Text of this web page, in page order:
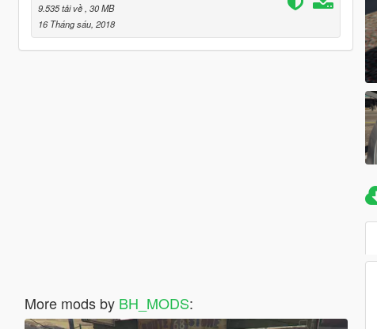
9.535 tải về , 30 MB
16 Tháng sáu, 2018
More mods by BH_MODS: